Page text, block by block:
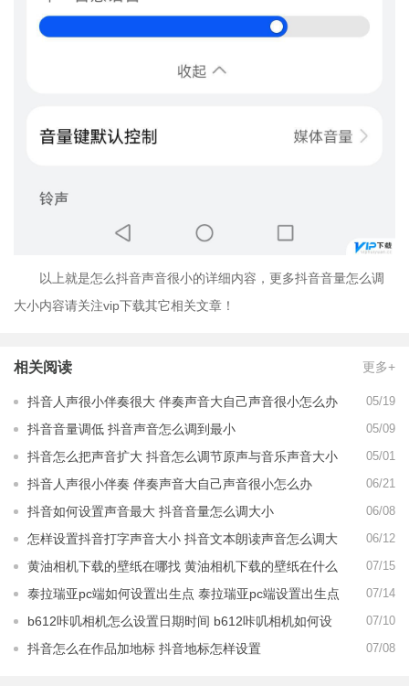
以上就是怎么抖音声音很小的详细内容，更多抖音音量怎么调
大小内容请关注vip下载其它相关文章！
相关阅读 更多+
抖音人声很小伴奏很大 伴奏声音大自己声音很小怎么办 05/19
抖音音量调低 抖音声音怎么调到最小 05/09
抖音怎么把声音扩大 抖音怎么调节原声与音乐声音大小 05/01
抖音人声很小伴奏 伴奏声音大自己声音很小怎么办 06/21
抖音如何设置声音最大 抖音音量怎么调大小 06/08
怎样设置抖音打字声音大小 抖音文本朗读声音怎么调大 06/12
黄油相机下载的壁纸在哪找 黄油相机下载的壁纸在什么
地方
07/15
泰拉瑞亚pc端如何设置出生点 泰拉瑞亚pc端设置出生点
攻略
07/14
b612咔叽相机怎么设置日期时间 b612咔叽相机如何设
置日期时间
07/10
抖音怎么在作品加地标 抖音地标怎样设置 07/08